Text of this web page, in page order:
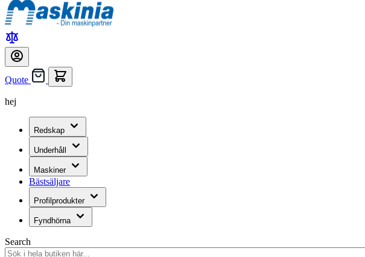
Quote
hej
Redskap
Underhåll
Maskiner
Bästsäljare
Profilprodukter
Fyndhörna
Search